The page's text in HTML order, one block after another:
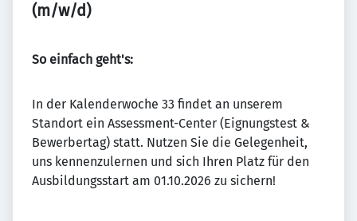
(m/w/d)
So einfach geht's:
In der Kalenderwoche 33 findet an unserem
Standort ein Assessment-Center (Eignungstest &
Bewerbertag) statt. Nutzen Sie die Gelegenheit,
uns kennenzulernen und sich Ihren Platz für den
Ausbildungsstart am 01.10.2026 zu sichern!